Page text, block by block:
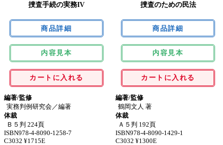
捜査手続の実務IV
内容見本
カートに入れる
編著/監修
実務判例研究会／編著
体裁
Ｂ５判 224頁
ISBN978-4-8090-1258-7
C3032 ¥1715E
捜査のための民法
内容見本
カートに入れる
編著/監修
鶴岡文人 著
体裁
Ａ５判 192頁
ISBN978-4-8090-1429-1
C3032 ¥1300E